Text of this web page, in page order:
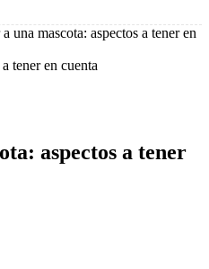
una mascota: aspectos a tener en
tener en cuenta
aspectos a tener